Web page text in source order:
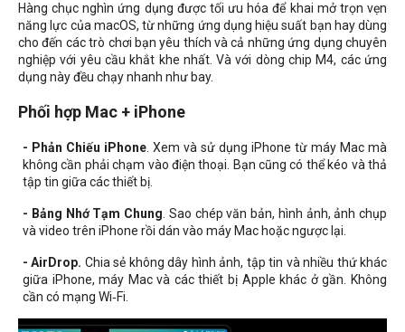
Hàng chục nghìn ứng dụng được tối ưu hóa để khai mở trọn vẹn
năng lực của macOS, từ những ứng dụng hiệu suất bạn hay dùng
cho đến các trò chơi bạn yêu thích và cả những ứng dụng chuyên
nghiệp với yêu cầu khắt khe nhất. Và với dòng chip M4, các ứng
dụng này đều chạy nhanh như bay.
Phối hợp Mac + iPhone
- Phản Chiếu iPhone . Xem và sử dụng iPhone từ máy Mac mà
không cần phải chạm vào điện thoại. Bạn cũng có thể kéo và thả
tập tin giữa các thiết bị.
- Bảng Nhớ Tạm Chung . Sao chép văn bản, hình ảnh, ảnh chụp
và video trên iPhone rồi dán vào máy Mac hoặc ngược lại.
- AirDrop. Chia sẻ không dây hình ảnh, tập tin và nhiều thứ khác
giữa iPhone, máy Mac và các thiết bị Apple khác ở gần. Không
cần có mạng Wi‑Fi.